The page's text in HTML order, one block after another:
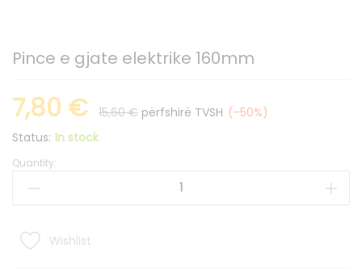
Pince e gjate elektrike 160mm
7,80 € 15,60€ përfshirë TVSH (-50%)
Status: In stock
Pince
160mm
Quantity:
Wishlist